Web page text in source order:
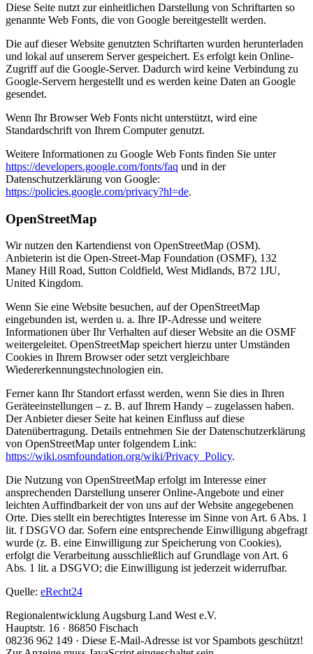
Diese Seite nutzt zur einheitlichen Darstellung von Schriftarten so
genannte Web Fonts, die von Google bereitgestellt werden.
Die auf dieser Website genutzten Schriftarten wurden herunterladen
und lokal auf unserem Server gespeichert. Es erfolgt kein Online-
Zugriff auf die Google-Server. Dadurch wird keine Verbindung zu
Google-Servern hergestellt und es werden keine Daten an Google
gesendet.
Wenn Ihr Browser Web Fonts nicht unterstützt, wird eine
Standardschrift von Ihrem Computer genutzt.
Weitere Informationen zu Google Web Fonts finden Sie unter
https://developers.google.com/fonts/faq und in der
Datenschutzerklärung von Google:
https://policies.google.com/privacy?hl=de.
OpenStreetMap
Wir nutzen den Kartendienst von OpenStreetMap (OSM).
Anbieterin ist die Open-Street-Map Foundation (OSMF), 132
Maney Hill Road, Sutton Coldfield, West Midlands, B72 1JU,
United Kingdom.
Wenn Sie eine Website besuchen, auf der OpenStreetMap
eingebunden ist, werden u. a. Ihre IP-Adresse und weitere
Informationen über Ihr Verhalten auf dieser Website an die OSMF
weitergeleitet. OpenStreetMap speichert hierzu unter Umständen
Cookies in Ihrem Browser oder setzt vergleichbare
Wiedererkennungstechnologien ein.
Ferner kann Ihr Standort erfasst werden, wenn Sie dies in Ihren
Geräteeinstellungen – z. B. auf Ihrem Handy – zugelassen haben.
Der Anbieter dieser Seite hat keinen Einfluss auf diese
Datenübertragung. Details entnehmen Sie der Datenschutzerklärung
von OpenStreetMap unter folgendem Link:
https://wiki.osmfoundation.org/wiki/Privacy_Policy.
Die Nutzung von OpenStreetMap erfolgt im Interesse einer
ansprechenden Darstellung unserer Online-Angebote und einer
leichten Auffindbarkeit der von uns auf der Website angegebenen
Orte. Dies stellt ein berechtigtes Interesse im Sinne von Art. 6 Abs. 1
lit. f DSGVO dar. Sofern eine entsprechende Einwilligung abgefragt
wurde (z. B. eine Einwilligung zur Speicherung von Cookies),
erfolgt die Verarbeitung ausschließlich auf Grundlage von Art. 6
Abs. 1 lit. a DSGVO; die Einwilligung ist jederzeit widerrufbar.
Quelle: eRecht24
Regionalentwicklung Augsburg Land West e.V.
Hauptstr. 16 · 86850 Fischach
08236 962 149 · Diese E-Mail-Adresse ist vor Spambots geschützt!